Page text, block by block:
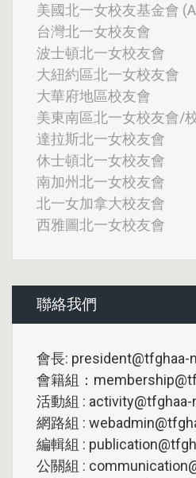
美國北一女校友基金會
台灣北一女校友會
波士頓北一女校友會
大紐約區北一女校友會
大華府地區校友會
美東南區北一女校友會/
達拉斯北一女校友會
休士頓北一女校友會
南加州北一女校友會
北一女加拿大校友會
西雅圖北一女校友會
聯絡我們
會長: president@tfghaa-
會籍組：
活動組 : activity@tfghaa-
網路組 :
編輯組 :
公關組 :